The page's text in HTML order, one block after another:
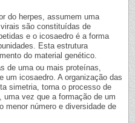
do herpes, assumem uma
são constituídas de
e o icosaedro é a forma
Esta estrutura
do material genético.
de uma ou mais proteínas,
um icosaedro. A organização das
simetria, torna o processo de
vez que a formação de um
menor número e diversidade de